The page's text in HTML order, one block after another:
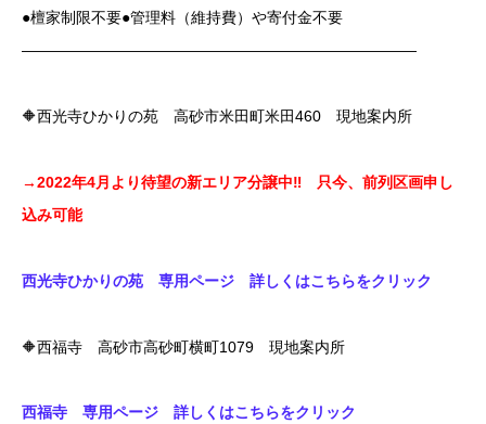
●檀家制限不要●管理料（維持費）や寄付金不要
——————————————————————————
🔶西光寺ひかりの苑 高砂市米田町米田460 現地案内所
→2022年4月より待望の新エリア分譲中‼ 只今、前列区画申し
込み可能
西光寺ひかりの苑 専用ページ 詳しくはこちらをクリック
🔶西福寺 高砂市高砂町横町1079 現地案内所
西福寺 専用ページ 詳しくはこちらをクリック